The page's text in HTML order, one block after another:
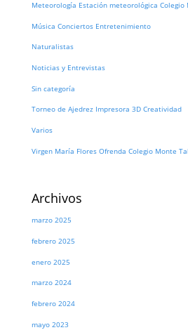
Meteorología Estación meteorológica Colegio
Música Conciertos Entretenimiento
Naturalistas
Noticias y Entrevistas
Sin categoría
Torneo de Ajedrez Impresora 3D Creatividad
Varios
Virgen María Flores Ofrenda Colegio Monte
Archivos
marzo 2025
febrero 2025
enero 2025
marzo 2024
febrero 2024
mayo 2023